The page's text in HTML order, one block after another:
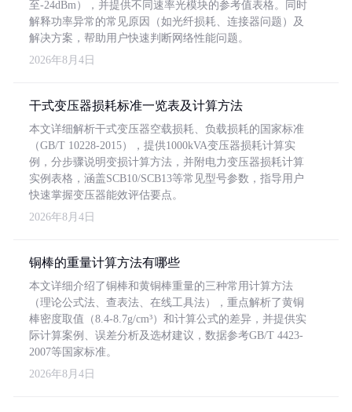
至-24dBm），并提供不同速率光模块的参考值表格。同时
解释功率异常的常见原因（如光纤损耗、连接器问题）及
解决方案，帮助用户快速判断网络性能问题。
2026年8月4日
干式变压器损耗标准一览表及计算方法
本文详细解析干式变压器空载损耗、负载损耗的国家标准
（GB/T 10228-2015），提供1000kVA变压器损耗计算实
例，分步骤说明变损计算方法，并附电力变压器损耗计算
实例表格，涵盖SCB10/SCB13等常见型号参数，指导用户
快速掌握变压器能效评估要点。
2026年8月4日
铜棒的重量计算方法有哪些
本文详细介绍了铜棒和黄铜棒重量的三种常用计算方法
（理论公式法、查表法、在线工具法），重点解析了黄铜
棒密度取值（8.4-8.7g/cm³）和计算公式的差异，并提供实
际计算案例、误差分析及选材建议，数据参考GB/T 4423-
2007等国家标准。
2026年8月4日